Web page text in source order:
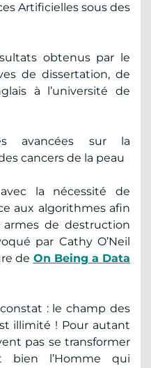
Artificielles sous des
obtenus par le
de dissertation, de
à l’université de
avancées sur la
cancers de la peau
la nécessité de
aux algorithmes afin
armes de destruction
par Cathy O’Neil
de On Being a Data
: le champ des
illimité ! Pour autant
pas se transformer
bien l’Homme qui